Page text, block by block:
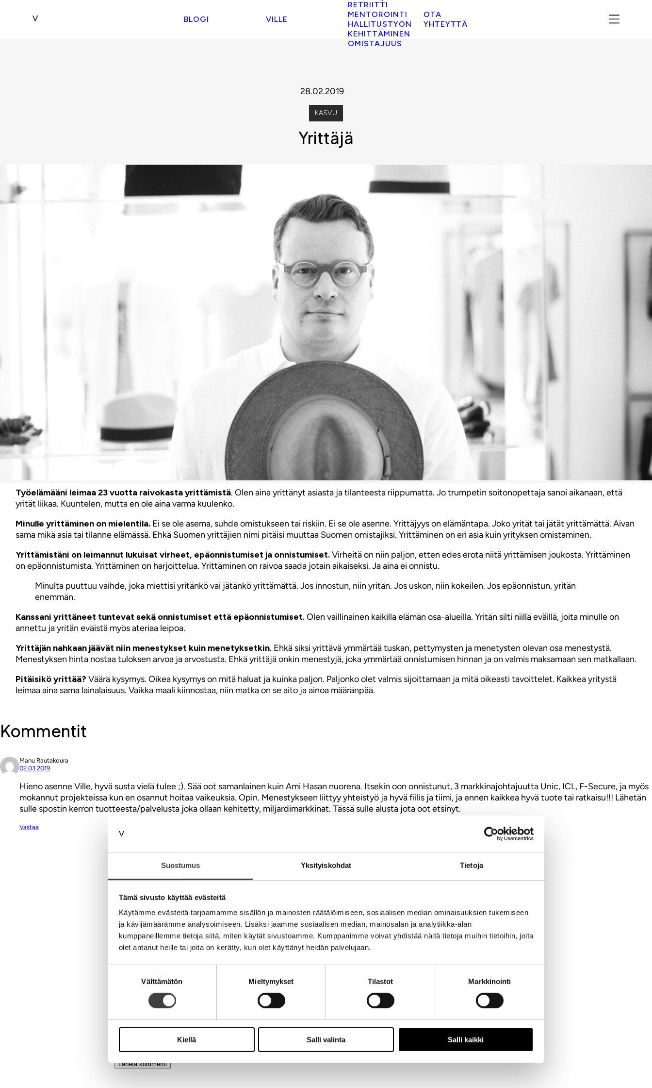
Suostumus Yksityiskohdat Tietoja
Tämä sivusto käyttää evästeitä
Käytämme evästeitä tarjoamamme sisällön ja mainosten räätälöimiseen, sosiaalisen median ominaisuuksien tukemiseen
ja kävijämäärämme analysoimiseen. Lisäksi jaamme sosiaalisen median, mainosalan ja analytiikka-alan
kumppaneillemme tietoja siitä, miten käytät sivustoamme. Kumppanimme voivat yhdistää näitä tietoja muihin tietoihin, joita
olet antanut heille tai joita on kerätty, kun olet käyttänyt heidän palvelujaan.
Välttämätön Mieltymykset Tilastot Markkinointi
Kiellä Salli valinta Salli kaikki
BLOGI VILLE
RETRIITTI
MENTOROINTI
HALLITUSTYÖN
KEHITTÄMINEN
OMISTAJUUS
OTA
YHTEYTTÄ
28.02.2019
KASVU
Yrittäjä
Työelämääni leimaa 23 vuotta raivokasta yrittämistä. Olen aina yrittänyt asiasta ja tilanteesta riippumatta. Jo trumpetin soitonopettaja sanoi aikanaan, että
yrität liikaa. Kuuntelen, mutta en ole aina varma kuulenko.
Minulle yrittäminen on mielentila. Ei se ole asema, suhde omistukseen tai riskiin. Ei se ole asenne. Yrittäjyys on elämäntapa. Joko yrität tai jätät yrittämättä. Aivan
sama mikä asia tai tilanne elämässä. Ehkä Suomen yrittäjien nimi pitäisi muuttaa Suomen omistajiksi. Yrittäminen on eri asia kuin yrityksen omistaminen.
Yrittämistäni on leimannut lukuisat virheet, epäonnistumiset ja onnistumiset.Virheitä on niin paljon, etten edes erota niitä yrittämisen joukosta. Yrittäminen
on epäonnistumista. Yrittäminen on harjoittelua. Yrittäminen on raivoa saada jotain aikaiseksi. Ja aina ei onnistu.
Minulta puuttuu vaihde, joka miettisi yritänkö vai jätänkö yrittämättä. Jos innostun, niin yritän. Jos uskon, niin kokeilen. Jos epäonnistun, yritän
enemmän.
Kanssani yrittäneet tuntevat sekä onnistumiset että epäonnistumiset.Olen vaillinainen kaikilla elämän osa-alueilla. Yritän silti niillä eväillä, joita minulle on
annettu ja yritän eväistä myös ateriaa leipoa.
Yrittäjän nahkaan jäävät niin menestykset kuin menetyksetkin. Ehkä siksi yrittävä ymmärtää tuskan, pettymysten ja menetysten olevan osa menestystä.
Menestyksen hinta nostaa tuloksen arvoa ja arvostusta. Ehkä yrittäjä onkin menestyjä, joka ymmärtää onnistumisen hinnan ja on valmis maksamaan sen matkallaan.
Pitäisikö yrittää? Väärä kysymys. Oikea kysymys on mitä haluat ja kuinka paljon. Paljonko olet valmis sijoittamaan ja mitä oikeasti tavoittelet. Kaikkea yritystä
leimaa aina sama lainalaisuus. Vaikka maali kiinnostaa, niin matka on se aito ja ainoa määränpää.
Kommentit
Manu Rautakoura
02.03.2019
Hieno asenne Ville, hyvä susta vielä tulee ;). Sää oot samanlainen kuin Ami Hasan nuorena. Itsekin oon onnistunut, 3 markkinajohtajuutta Unic, ICL, F-Secure, ja myös
mokannut projekteissa kun en osannut hoitaa vaikeuksia. Opin. Menestykseen liittyy yhteistyö ja hyvä fiilis ja tiimi, ja ennen kaikkea hyvä tuote tai ratkaisu!!! Lähetän
sulle spostin kerron tuotteesta/palvelusta joka ollaan kehitetty, miljardimarkkinat. Tässä sulle alusta jota oot etsinyt.
Vastaa
Kirjoita kommentti
Nimi
Sähköpostiosoite
Kotisivu